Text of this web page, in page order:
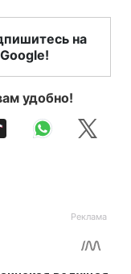
на
удобно!